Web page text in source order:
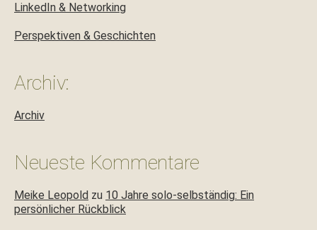
LinkedIn & Networking
Perspektiven & Geschichten
Archiv:
Archiv
Neueste Kommentare
Meike Leopold zu 10 Jahre solo-selbständig: Ein
persönlicher Rückblick